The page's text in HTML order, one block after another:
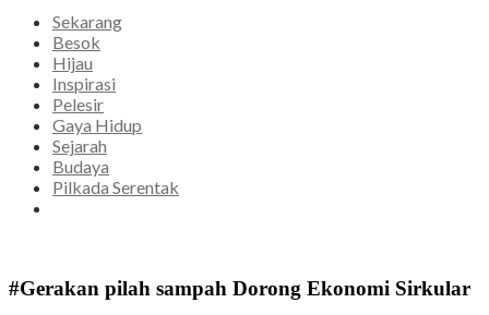
Sekarang
Besok
Hijau
Inspirasi
Pelesir
Gaya Hidup
Sejarah
Budaya
Pilkada Serentak
#Gerakan pilah sampah Dorong Ekonomi Sirkular